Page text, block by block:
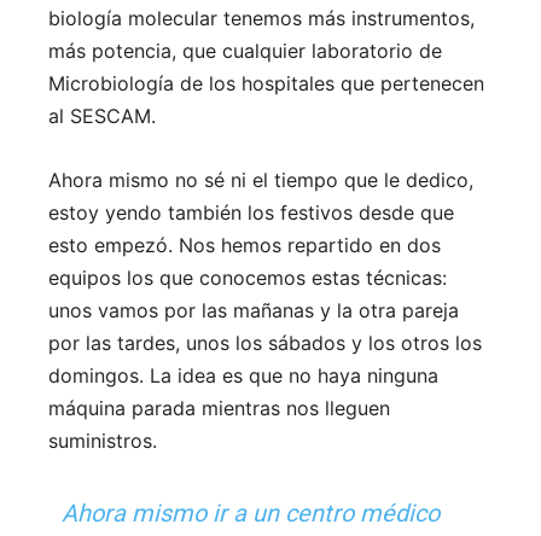
biología molecular tenemos más instrumentos,
más potencia, que cualquier laboratorio de
Microbiología de los hospitales que pertenecen
al SESCAM.
Ahora mismo no sé ni el tiempo que le dedico,
estoy yendo también los festivos desde que
esto empezó. Nos hemos repartido en dos
equipos los que conocemos estas técnicas:
unos vamos por las mañanas y la otra pareja
por las tardes, unos los sábados y los otros los
domingos. La idea es que no haya ninguna
máquina parada mientras nos lleguen
suministros.
Ahora mismo ir a un centro médico